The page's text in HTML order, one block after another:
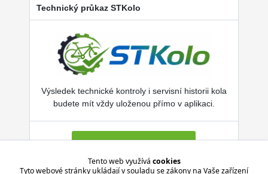
Technický průkaz STKolo
Výsledek technické kontroly i servisní historii kola
budete mít vždy uloženou přímo v aplikaci.
Tento web využívá cookies
Tyto webové stránky ukládají v souladu se zákony na Vaše zařízení